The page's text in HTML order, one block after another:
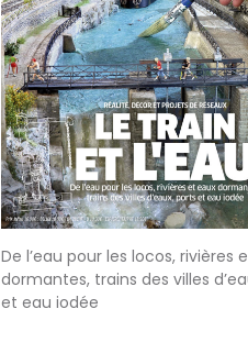
De l’eau pour les locos, rivières
dormantes, trains des villes
et eau iodée